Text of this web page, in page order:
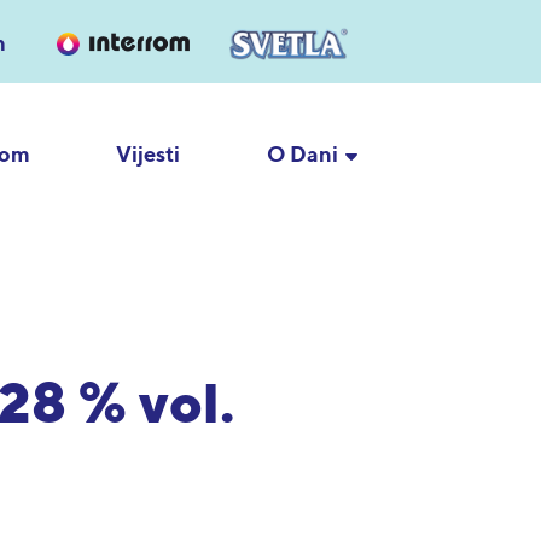
Vijesti O Dani
% vol.